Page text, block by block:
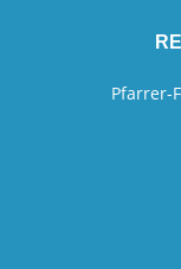
Pfarrer-